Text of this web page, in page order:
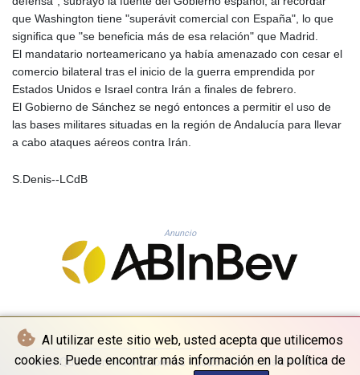
Al utilizar este sitio web, usted acepta que utilicemos
cookies. Puede encontrar más información en la política de
KGS 100.948559
KHR 4671.521595
KMF 492.911771
KRW 1644.468592
KWD 0.356651
KYD 0.960607
KZT 540.904411
LAK 26056.345982
LBP
LTL 3.408529
LVL 0.698261
LYD 7.33646
MKD 61.454794
MMK 2423.516623
que Washington tiene "superávit comercial con España", lo que
significa que "se beneficia más de esa relación" que Madrid.
El mandatario norteamericano ya había amenazado con cesar el
comercio bilateral tras el inicio de la guerra emprendida por
Estados Unidos e Israel contra Irán a finales de febrero.
El Gobierno de Sánchez se negó entonces a permitir el uso de
las bases militares situadas en la región de Andalucía para llevar
a cabo ataques aéreos contra Irán.
S.Denis--LCdB
Anuncio
© La Quotidienne de Bruxelles - 2026 - Todos los derechos